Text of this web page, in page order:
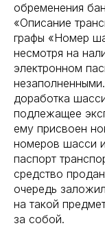
обременения
«Описание
графы «Номер
несмотря на
электронном
доработка
подлежащее
ему присвоен
номеров шасси
паспорт
средство
очередь
на такой
за собой.